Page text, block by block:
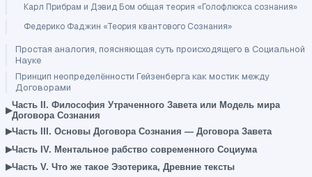
Карл Прибрам и Дэвид Бом общая теория «Голофлюкса сознания»
Федерико Фаджин «Теория квантового Сознания»
Простая аналогия, поясняющая суть происходящего в Социальной
Науке
Принцип неопределённости Гейзенберга как мостик между
Договорами
▸Часть II. Философия Утраченного Завета или Модель мира
Договора Сознания
▸Часть III. Основы Договора Сознания — Договора Завета
▸Часть IV. Ментальное рабство современного Социума
▸Часть V. Что же такое Эзотерика, Древние тексты